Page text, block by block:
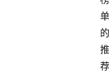
单
的
推
荐